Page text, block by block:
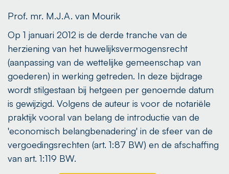
Prof. mr. M.J.A. van Mourik
Op 1 januari 2012 is de derde tranche van de
herziening van het huwelijksvermogensrecht
(aanpassing van de wettelijke gemeenschap van
goederen) in werking getreden. In deze bijdrage
wordt stilgestaan bij hetgeen per genoemde datum
is gewijzigd. Volgens de auteur is voor de notariële
praktijk vooral van belang de introductie van de
'economisch belangbenadering' in de sfeer van de
vergoedingsrechten (art. 1:87 BW) en de afschaffing
van art. 1:119 BW.